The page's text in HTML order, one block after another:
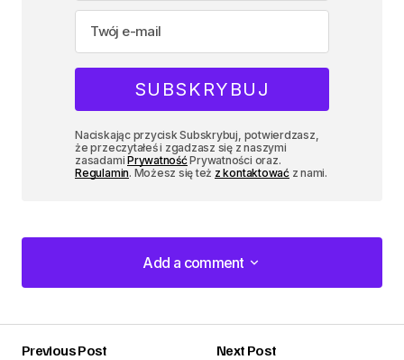
Naciskając przycisk Subskrybuj, potwierdzasz,
że przeczytałeś i zgadzasz się z naszymi
zasadamiPrywatnośćPrywatności oraz.
Regulamin. Możesz się też z kontaktowaćz nami.
Add a comment
Add a comment
Previous Post
Next Post